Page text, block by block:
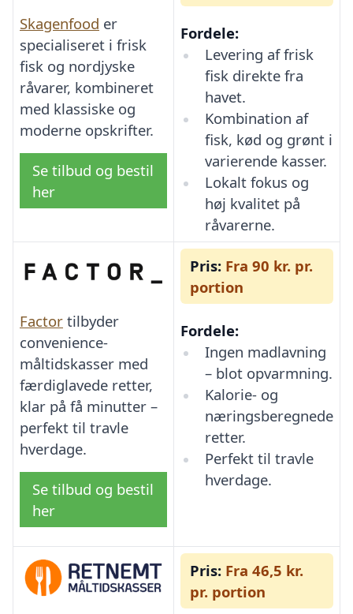
Skagenfood er
specialiseret i frisk
fisk og nordjyske
råvarer, kombineret
med klassiske og
moderne opskrifter.
Se tilbud og bestil
her
Fordele:
Levering af frisk
fisk direkte fra
havet.
Kombination af
fisk, kød og grønt i
varierende kasser.
Lokalt fokus og
høj kvalitet på
råvarerne.
Factor tilbyder
convenience-
måltidskasser med
færdiglavede retter,
klar på få minutter –
perfekt til travle
hverdage.
Se tilbud og bestil
her
Pris: Fra 90 kr. pr.
portion
Fordele:
Ingen madlavning
– blot opvarmning.
Kalorie- og
næringsberegnede
retter.
Perfekt til travle
hverdage.
Pris: Fra 46,5 kr.
pr. portion